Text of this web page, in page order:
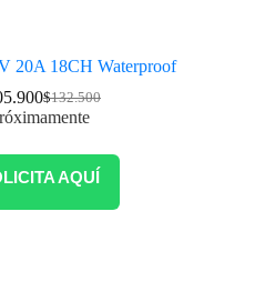
20A 18CH Waterproof
$132.500
AQUÍ